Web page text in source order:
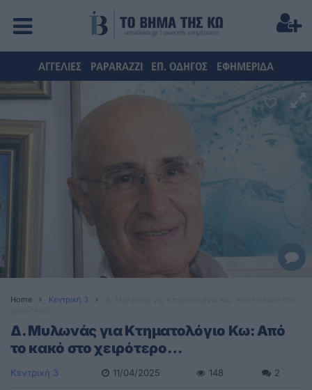
ΑΓΓΕΛΙΕΣ PAPARAZZI ΕΠ. ΟΔΗΓΟΣ ΕΦΗΜΕΡΙΔΑ
Home Κεντρική 3
Δ. Μυλωνάς για Κτηματολόγιο Κω: Από
το κακό στο χειρότερο…
Κεντρική 3 11/04/2025 148 2